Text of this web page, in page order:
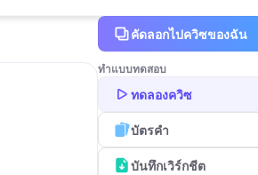
คัดลอกไปควิซของฉัน
ทำแบบทดสอบ
ทดลองควิซ
บัตรคำ
บันทึกเวิร์กชีต